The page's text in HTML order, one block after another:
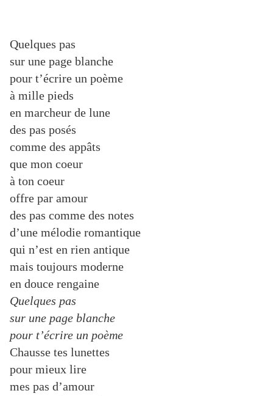
Quelques pas
sur une page blanche
pour t’écrire un poème
à mille pieds
en marcheur de lune
des pas posés
comme des appâts
que mon coeur
à ton coeur
offre par amour
des pas comme des notes
d’une mélodie romantique
qui n’est en rien antique
mais toujours moderne
en douce rengaine
Quelques pas
sur une page blanche
pour t’écrire un poème
Chausse tes lunettes
pour mieux lire
mes pas d’amour